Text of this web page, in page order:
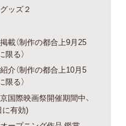
ッズ２
載（制作の都合上9月25
る）
介（制作の都合上10月5
る）
国際映画祭開催期間中、
に有効)